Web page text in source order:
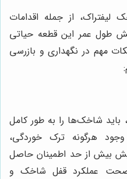
لیفتراک، از جمله اقدامات
طول عمر این قطعه حیاتی
مهم در نگهداری و بازرسی
باید شاخک‌ها را به طور کامل
هرگونه ترک خوردگی،
بیش از حد اطمینان حاصل
صحت عملکرد قفل شاخک و